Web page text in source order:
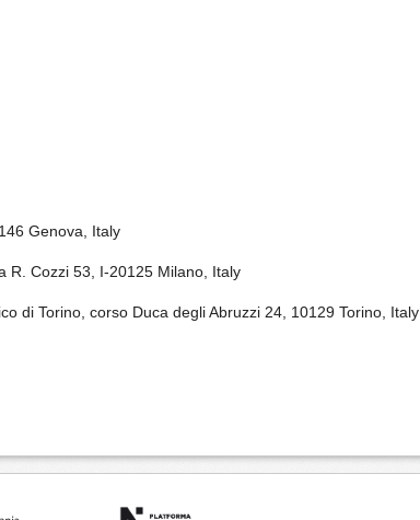
Genova, Italy
R. Cozzi 53, I-20125 Milano, Italy
di Torino, corso Duca degli Abruzzi 24, 10129 Torino, Italy